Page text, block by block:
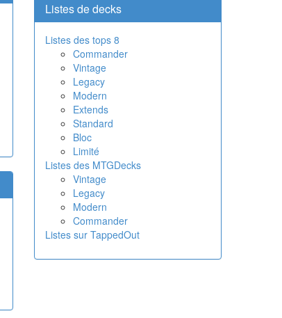
Listes de decks
Listes des tops 8
Commander
Vintage
Legacy
Modern
Extends
Standard
Bloc
Limité
Listes des MTGDecks
Vintage
Legacy
Modern
Commander
Listes sur TappedOut